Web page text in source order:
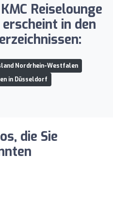
Reiselounge
in den
Nordrhein-Westfalen
in Düsseldorf
die Sie